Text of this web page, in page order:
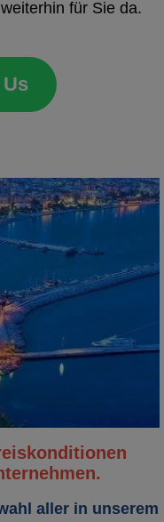
für Sie da.
aller in unserem